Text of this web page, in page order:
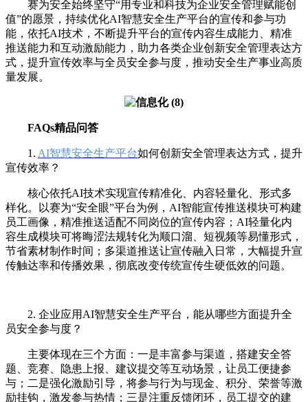
赛为安全始终坚守“用专业和科技为企业安全管理赋能创
值”的愿景，持续优化AI智慧安全生产平台的宣传和参与功
能，依托AI技术，不断提升平台的宣传内容生成能力、精准
推送能力和互动激励能力，助力各类企业创新安全管理表达方
式，提升宣传效率与全员安全参与度，推动安全生产事业高质
量发展。
FAQs精品问答
1. AI智慧安全生产平台如何创新安全管理表达方式，提升
宣传效率？
核心依托AI技术实现宣传精准化、内容轻量化、形式多
样化。以赛为“安全眼”平台为例，AI智能宣传推送模块可构建
员工画像，精准推送适配不同岗位的宣传内容；AI轻量化内
容生成模块可将晦涩法规转化为顺口溜、短视频等易懂形式，
节省素材制作时间；多渠道推送让宣传融入日常，大幅提升宣
传触达率和传播效果，彻底改变传统宣传生硬低效的问题。
2. 企业应用AI智慧安全生产平台，能从哪些方面提升全
员安全参与度？
主要体现在三个方面：一是丰富参与渠道，搭建安全答
题、竞赛、隐患上报、建议提交等互动场景，让员工便捷参
与；二是强化激励引导，将参与行为与现金、积分、荣誉等激
励挂钩，激发参与热情；三是注重反馈闭环，员工提交的建